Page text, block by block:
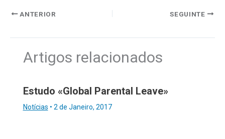
ANTERIOR SEGUINTE
Artigos relacionados
Estudo «Global Parental Leave»
Notícias • 2 de Janeiro, 2017